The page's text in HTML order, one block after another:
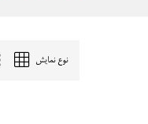
نوع نمایش